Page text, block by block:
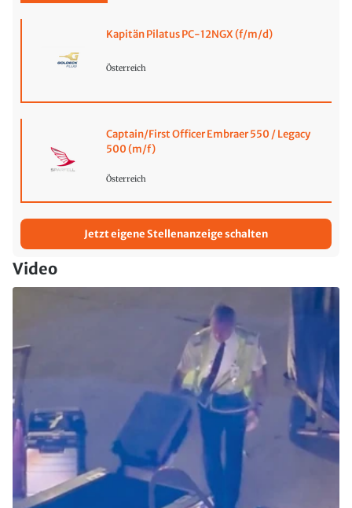
Kapitän Pilatus PC-12NGX (f/m/d)
Österreich
Captain/First Officer Embraer 550 / Legacy
500 (m/f)
Österreich
Jetzt eigene Stellenanzeige schalten
Video